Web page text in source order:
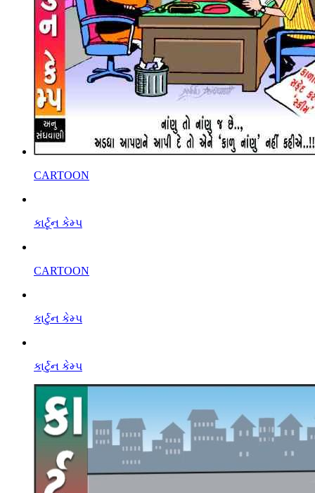
CARTOON
કાર્ટૂન કેમ્પ
CARTOON
કાર્ટુન કેમ્પ
કાર્ટુન કેમ્પ